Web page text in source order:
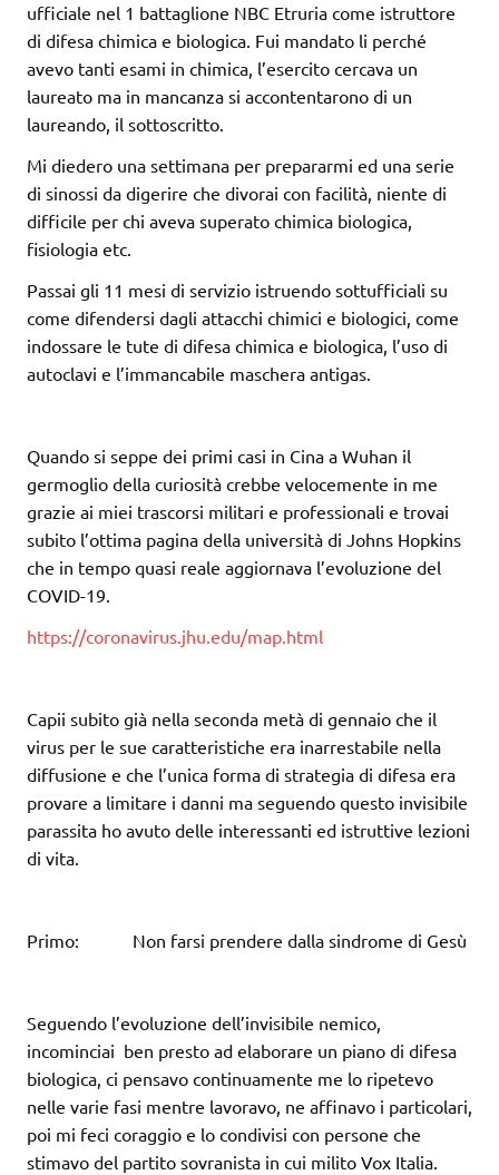
ufficiale nel 1 battaglione NBC Etruria come istruttore
di difesa chimica e biologica. Fui mandato li perché
avevo tanti esami in chimica, l’esercito cercava un
laureato ma in mancanza si accontentarono di un
laureando, il sottoscritto.
Mi diedero una settimana per prepararmi ed una serie
di sinossi da digerire che divorai con facilità, niente di
difficile per chi aveva superato chimica biologica,
fisiologia etc.
Passai gli 11 mesi di servizio istruendo sottufficiali su
come difendersi dagli attacchi chimici e biologici, come
indossare le tute di difesa chimica e biologica, l’uso di
autoclavi e l’immancabile maschera antigas.
Quando si seppe dei primi casi in Cina a Wuhan il
germoglio della curiosità crebbe velocemente in me
grazie ai miei trascorsi militari e professionali e trovai
subito l’ottima pagina della università di Johns Hopkins
che in tempo quasi reale aggiornava l’evoluzione del
COVID-19.
https://coronavirus.jhu.edu/map.html
Capii subito già nella seconda metà di gennaio che il
virus per le sue caratteristiche era inarrestabile nella
diffusione e che l’unica forma di strategia di difesa era
provare a limitare i danni ma seguendo questo invisibile
parassita ho avuto delle interessanti ed istruttive lezioni
di vita.
Primo: Non farsi prendere dalla sindrome di Gesù
Seguendo l’evoluzione dell’invisibile nemico,
incominciai ben presto ad elaborare un piano di difesa
biologica, ci pensavo continuamente me lo ripetevo
nelle varie fasi mentre lavoravo, ne affinavo i particolari,
poi mi feci coraggio e lo condivisi con persone che
stimavo del partito sovranista in cui milito Vox Italia.